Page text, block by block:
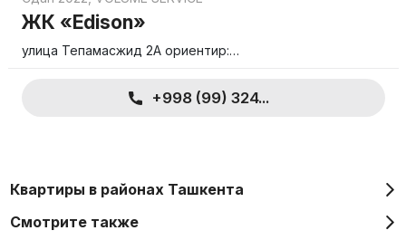
ЖК «Edison»
улица Тепамасжид 2А ориентир:…
+998 (99) 324...
Квартиры в районах Ташкента
Смотрите также